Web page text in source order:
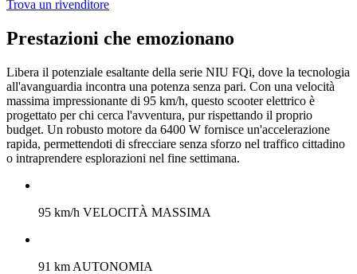
Trova un rivenditore
Prestazioni che emozionano
Libera il potenziale esaltante della serie NIU FQi, dove la tecnologia
all'avanguardia incontra una potenza senza pari. Con una velocità
massima impressionante di 95 km/h, questo scooter elettrico è
progettato per chi cerca l'avventura, pur rispettando il proprio
budget. Un robusto motore da 6400 W fornisce un'accelerazione
rapida, permettendoti di sfrecciare senza sforzo nel traffico cittadino
o intraprendere esplorazioni nel fine settimana.
95 km/h VELOCITÀ MASSIMA
91 km AUTONOMIA